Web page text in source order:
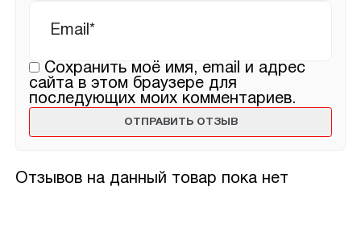
Отзывов на данный товар пока нет
Сохранить моё имя, email и адрес
сайта в этом браузере для
последующих моих комментариев.